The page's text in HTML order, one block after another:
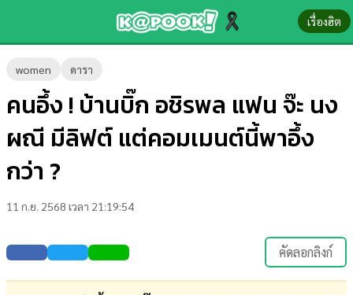
เรื่องฮิต
women ดารา
คนอึ้ง ! บ้านบิ๊ก อชิรพล แฟน จ๊ะ นง
ผณี มีลิฟต์ แต่คอมเมนต์นี้พาอึ้ง
กว่า ?
11 ก.ย. 2568 เวลา 21:19:54
คัดลอกลิงก์
ข่าว-
ความ
รู้
บันเทิง
ตรวจ
หวย